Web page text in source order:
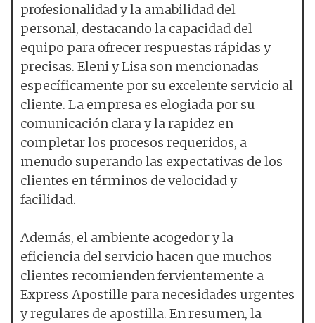
profesionalidad y la amabilidad del
personal, destacando la capacidad del
equipo para ofrecer respuestas rápidas y
precisas. Eleni y Lisa son mencionadas
específicamente por su excelente servicio al
cliente. La empresa es elogiada por su
comunicación clara y la rapidez en
completar los procesos requeridos, a
menudo superando las expectativas de los
clientes en términos de velocidad y
facilidad.
Además, el ambiente acogedor y la
eficiencia del servicio hacen que muchos
clientes recomienden fervientemente a
Express Apostille para necesidades urgentes
y regulares de apostilla. En resumen, la